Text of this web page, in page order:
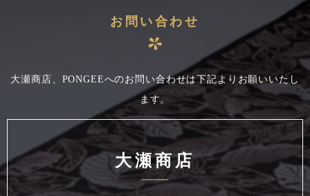
お問い合わせ
大瀬商店、PONGEEへのお問い合わせは下記よりお願いいたし
ます。
大瀬商店